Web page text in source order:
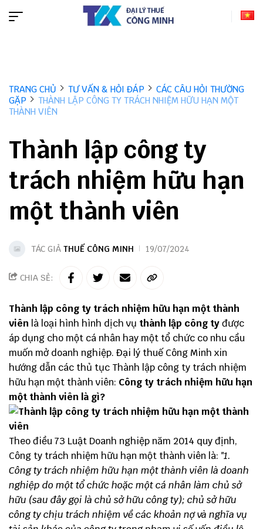
TRANG CHỦ TƯ VẤN & HỎI ĐÁP
CÁC CÂU HỎI THƯỜNG
GẶP
THÀNH LẬP CÔNG TY TRÁCH NHIỆM HỮU HẠN MỘT
THÀNH VIÊN
Thành lập công ty
trách nhiệm hữu hạn
một thành viên
TÁC GIẢ THUẾ CÔNG MINH 19/07/2024
CHIA SẺ:
Thành lập công ty trách nhiệm hữu hạn một thành
viên là loại hình hình dịch vụ thành lập công tyđược
áp dụng cho một cá nhân hay một tổ chức co nhu cầu
muốn mở doanh nghiệp. Đại lý thuế Công Minh xin
hướng dẫn các thủ tục Thành lập công ty trách nhiệm
hữu hạn một thành viên: Công ty trách nhiệm hữu hạn
một thành viên là gì?
Theo điều 73 Luật Doanh nghiệp năm 2014 quy định,
Công ty trách nhiệm hữu hạn một thành viên là: "1.
Công ty trách nhiệm hữu hạn một thành viên là doanh
nghiệp do một tổ chức hoặc một cá nhân làm chủ sở
hữu (sau đây gọi là chủ sở hữu công ty); chủ sở hữu
công ty chịu trách nhiệm về các khoản nợ và nghĩa vụ